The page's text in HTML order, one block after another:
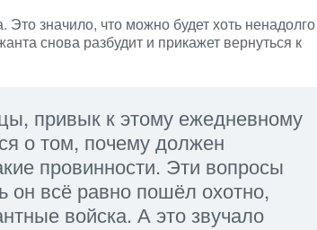
значило, что можно будет хоть ненадолго
снова разбудит и прикажет вернуться к
привык к этому ежедневному
о том, почему должен
провинности. Эти вопросы
он всё равно пошёл охотно,
войска. А это звучало